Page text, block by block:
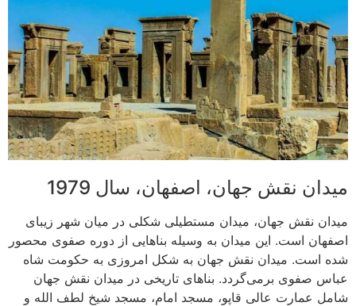
میدان نقش جهان، اصفهان، سال 1979
میدان نقش جهان، میدان مستطیلی شکلی در میان شهر زیبای
اصفهان است. این میدان به وسیله بناهایی از دوره صفوی محصور
شده است. میدان نقش جهان به شکل امروزی به حکومت شاه
عباس صفوی برمی‌گردد. بناهای تاریخی در میدان نقش جهان
شامل عمارت عالی قاپو، مسجد امام، مسجد شیخ لطف الله و